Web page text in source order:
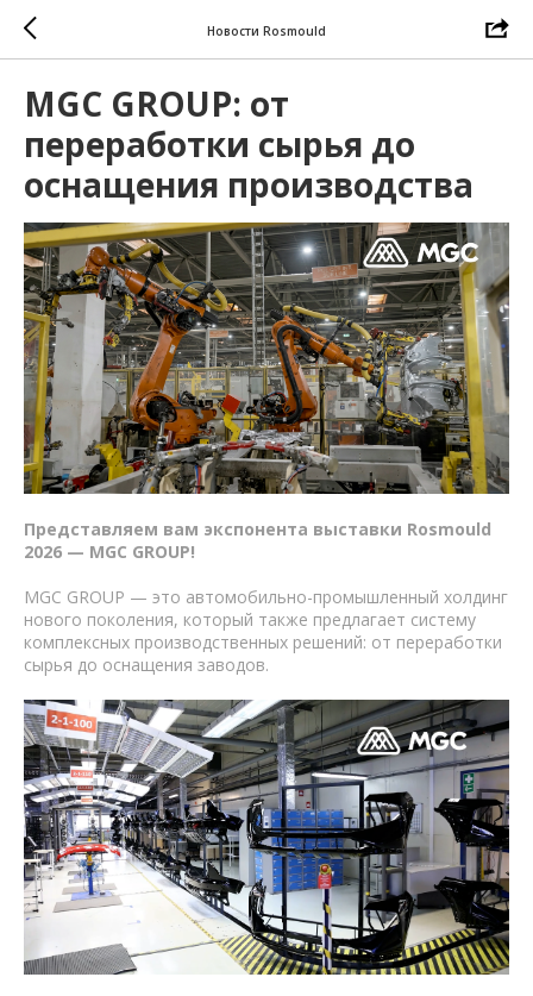
Новости Rosmould
MGC GROUP: от
переработки сырья до
оснащения производства
Представляем вам экспонента выставки Rosmould
2026 — MGC GROUP!
MGC GROUP — это автомобильно-промышленный холдинг
нового поколения, который также предлагает систему
комплексных производственных решений: от переработки
сырья до оснащения заводов.